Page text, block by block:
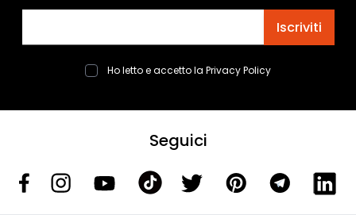
Iscriviti
Ho letto e accetto la Privacy Policy
Seguici